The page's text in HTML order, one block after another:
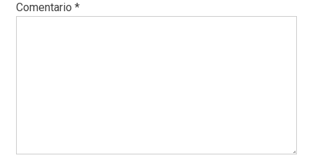
Comentario *